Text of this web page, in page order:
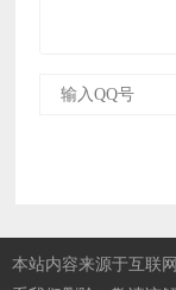
本站内容来源于互联